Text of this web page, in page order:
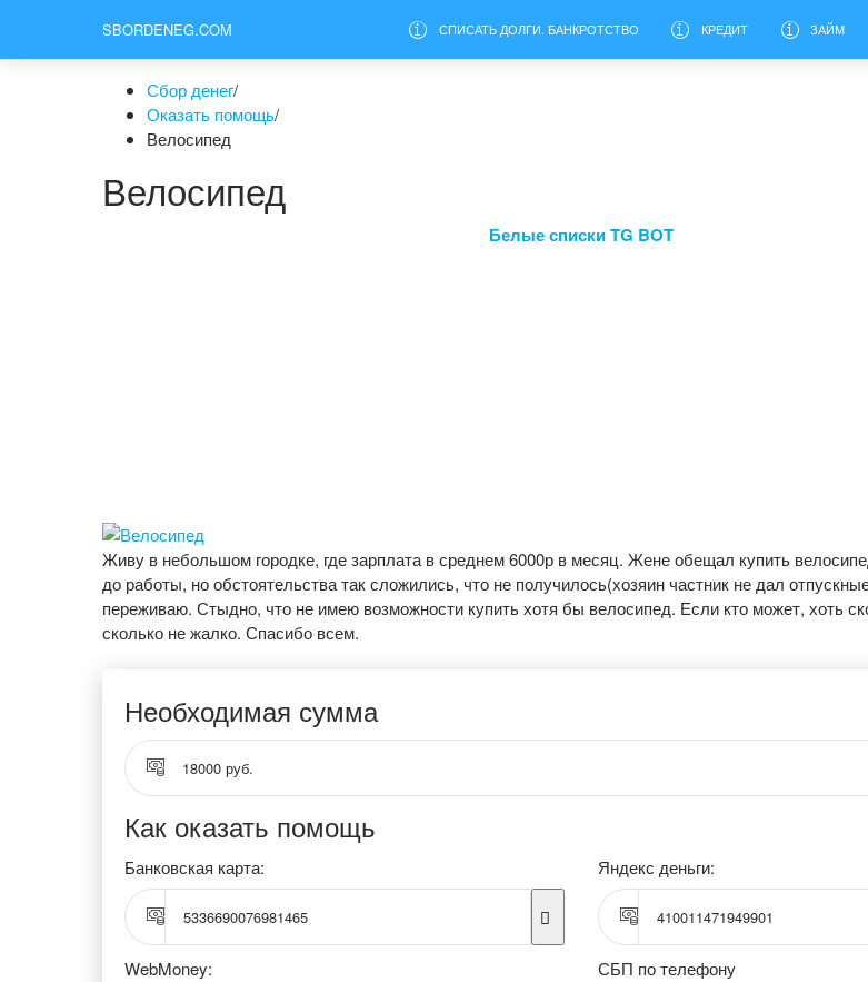
SBORDENEG.COM СПИСАТЬ ДОЛГИ. БАНКРОТСТВО КРЕДИТ ЗАЙМ
Сбор денег/
Оказать помощь/
Велосипед
Велосипед
Белые списки TG BOT
Живу в небольшом городке, где зарплата в среднем 6000р в месяц. Жене обещал купить
до работы, но обстоятельства так сложились, что не получилось(хозяин частник не дал
переживаю. Стыдно, что не имею возможности купить хотя бы велосипед. Если кто может, хоть
сколько не жалко. Спасибо всем.
Необходимая сумма
18000 руб.
Как оказать помощь
Банковская карта:
5336690076981465
Яндекс деньги:
410011471949901
WebMoney: СБП по телефону